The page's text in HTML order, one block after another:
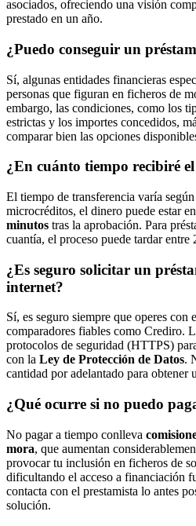
asociados, ofreciendo una visión
prestado en un año.
¿Puedo conseguir un
Sí, algunas entidades financieras
personas que figuran en ficheros de
embargo, las condiciones, como los
estrictas y los importes concedidos,
comparar bien las opciones
¿En cuánto tiempo recibiré
El tiempo de transferencia varía
microcréditos, el dinero puede estar
minutos tras la aprobación. Para
cuantía, el proceso puede tardar entre
¿Es seguro solicitar un
internet?
Sí, es seguro siempre que operes con
comparadores fiables como Crediro.
protocolos de seguridad (HTTPS)
con la Ley de Protección de Datos.
cantidad por adelantado para obtener
¿Qué ocurre si no puedo
No pagar a tiempo conlleva
mora, que aumentan
provocar tu inclusión en ficheros de
dificultando el acceso a financiación
contacta con el prestamista lo antes
solución.